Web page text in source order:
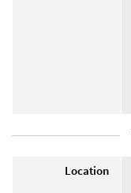
Location